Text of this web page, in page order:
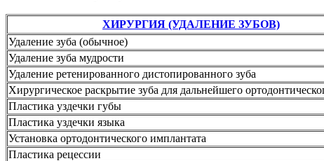
ХИРУРГИЯ (УДАЛЕНИЕ ЗУБОВ)
Удаление зуба (обычное)
Удаление зуба мудрости
Удаление ретенированного дистопированного зуба
Хирургическое раскрытие зуба для дальнейшего
Пластика уздечки губы
Пластика уздечки языка
Установка ортодонтического имплантата
Пластика рецессии